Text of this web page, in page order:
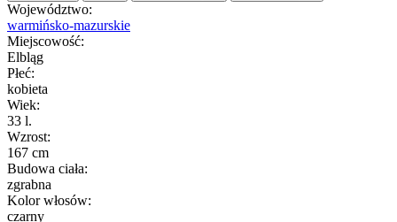
Województwo:
warmińsko-mazurskie
Miejscowość:
Elbląg
Płeć:
kobieta
Wiek:
33 l.
Wzrost:
167 cm
Budowa ciała:
zgrabna
Kolor włosów:
czarny